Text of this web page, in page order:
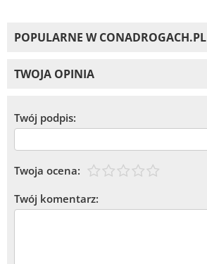
POPULARNE W CONADROGACH.PL
TWOJA OPINIA
Twój podpis:
Twoja ocena:
Twój komentarz: